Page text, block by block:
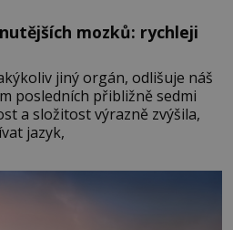
mozků: rychleji
jiný orgán, odlišuje náš
posledních přibližně sedmi
a složitost výrazně zvýšila,
jazyk,